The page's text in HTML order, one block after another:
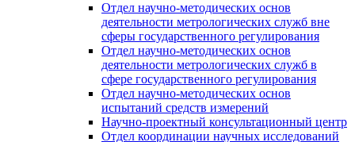
Отдел научно-методических основ
деятельности метрологических служб вне
сферы государственного регулирования
Отдел научно-методических основ
деятельности метрологических служб в
сфере государственного регулирования
Отдел научно-методических основ
испытаний средств измерений
Научно-проектный консультационный центр
Отдел координации научных исследований